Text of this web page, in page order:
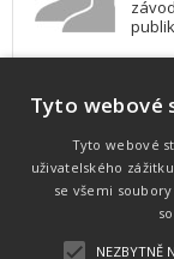
Pro
Tyto webové
Tyto webové
uživatelského
se všemi
NEZBYTNĚ